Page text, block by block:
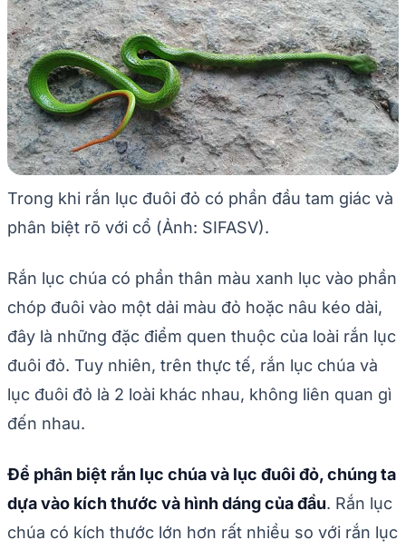
Trong khi rắn lục đuôi đỏ có phần đầu tam giác và
phân biệt rõ với cổ (Ảnh: SIFASV).
Rắn lục chúa có phần thân màu xanh lục vào phần
chóp đuôi vào một dải màu đỏ hoặc nâu kéo dài,
đây là những đặc điểm quen thuộc của loài rắn lục
đuôi đỏ. Tuy nhiên, trên thực tế, rắn lục chúa và
lục đuôi đỏ là 2 loài khác nhau, không liên quan gì
đến nhau.
Để phân biệt rắn lục chúa và lục đuôi đỏ, chúng ta
dựa vào kích thước và hình dáng của đầu. Rắn lục
chúa có kích thước lớn hơn rất nhiều so với rắn lục